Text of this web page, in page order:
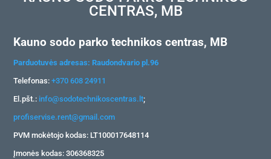
CENTRAS, MB
Kauno sodo parko technikos centras, MB
Parduotuvės adresas: Raudondvario pl.96
Telefonas:+370 608 24911
El.pšt.: info@sodotechnikoscentras.lt;
profiservise.rent@gmail.com
PVM mokėtojo kodas: LT100017648114
Įmonės kodas: 306368325